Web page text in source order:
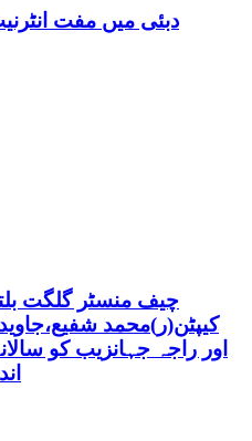
دبئی میں مفت
چیف منسٹر گلگت
کیپٹن(ر)محمد
اور راجہ جہانزیب کو